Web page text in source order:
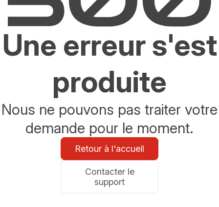
Une erreur s'est
produite
Nous ne pouvons pas traiter votre
demande pour le moment.
Retour à l'accueil
Contacter le
support